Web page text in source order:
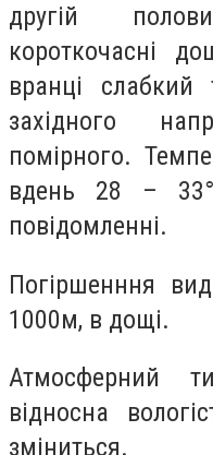
другій
короткочасні
вранці слабкий
західного
помірного.
вдень 28 –
повідомленні.
Погіршенння
1000м, в дощі.
Атмосферний
відносна
зміниться.